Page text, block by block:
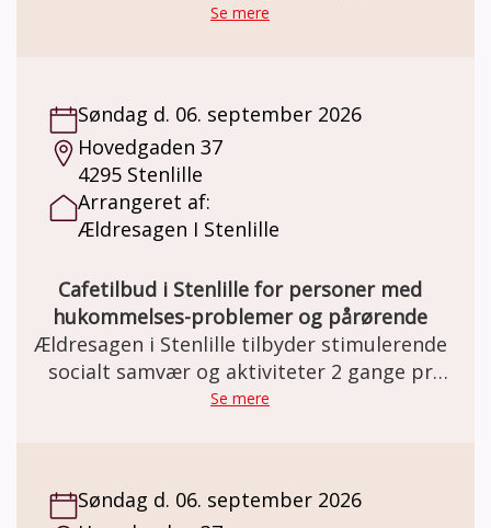
Se mere
Søndag d. 06. september 2026
Hovedgaden 37
4295 Stenlille
Arrangeret af:
Ældresagen I Stenlille
Cafetilbud i Stenlille for personer med
hukommelses-problemer og pårørende
Ældresagen i Stenlille tilbyder stimulerende
socialt samvær og aktiviteter 2 gange pr
måned.
Se mere
Søndag d. 06. september 2026